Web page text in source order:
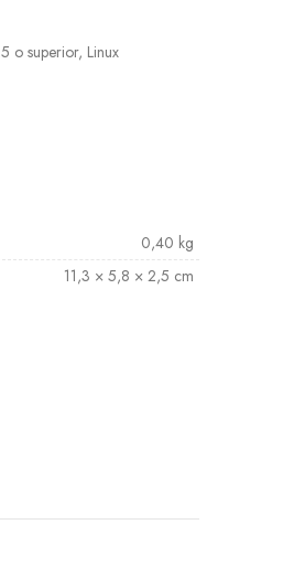
o superior, Linux
0,40 kg
11,3 × 5,8 × 2,5 cm